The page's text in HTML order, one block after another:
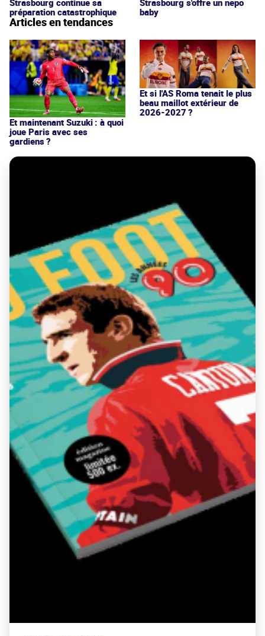
Strasbourg continue sa
préparation catastrophique
Strasbourg s'offre un nepo
baby
Articles en tendances
Et maintenant Suzuki : à quoi
joue Paris avec ses
gardiens ?
Et si l'AS Roma tenait le plus
beau maillot extérieur de
2026-2027 ?